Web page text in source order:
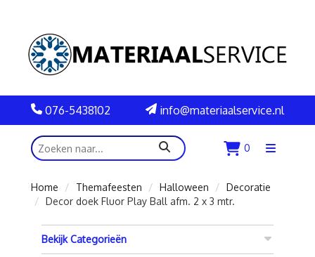
076-5438102 info@materiaalservice.nl
zoeken 0
Menu
Home
Themafeesten Halloween
Decoratie
Decor doek Fluor Play Ball afm. 2 x 3 mtr.
Bekijk Categorieën